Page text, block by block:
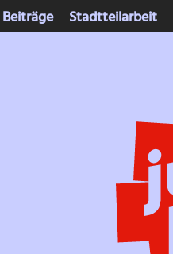
Beiträge Stadtteilarbeit